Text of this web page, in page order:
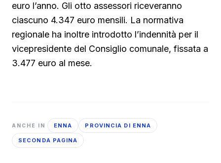
euro l’anno. Gli otto assessori riceveranno
ciascuno 4.347 euro mensili. La normativa
regionale ha inoltre introdotto l’indennità per il
vicepresidente del Consiglio comunale, fissata a
3.477 euro al mese.
ANCHE IN ENNA PROVINCIA DI ENNA
SECONDA PAGINA